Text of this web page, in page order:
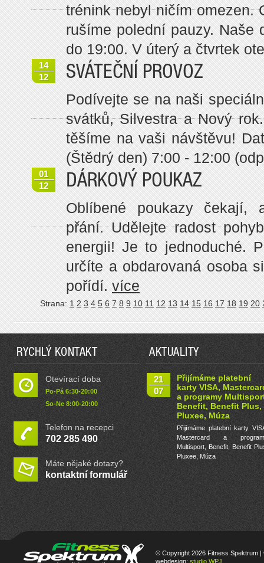
trénink nebyl ničím omezen.
rušíme polední pauzy. Naše
do 19:00. V úterý a čtvrtek
14
12
SVÁTEČNÍ PROVOZ
Podívejte se na naši
svátků, Silvestra a Nový
těšíme na vaši návštěvu!
(Štědrý den) 7:00 - 12:00
01
12
DÁRKOVÝ POUKAZ
Oblíbené poukazy čekají,
přání. Udělejte radost
energii! Je to jednoduché.
určíte a obdarovaná osoba
pořídí. více
Strana: 1 2 3 4 5 6 7 8 9 10 11 12 13 14 15 16 17 18 19 20
RYCHLÝ KONTAKT
Otevírací doba
Po-Pá 6:30-20:00
So-Ne 8:00-20:00
Telefon na recepci
702 285 490
Máte nějaké dotazy?
kontaktní formulář
AKTUALITY
21
07
Přijímáme platební
karty VISA,
a programy
Benefit, Benefit Plus,
Pluxee, Múza
Přijímáme platební karty
Mastercard a
Multisport, Benefit, Benefit
Pluxee, Múza
© Copyright 2026 Fitness Spektrum |
webdesign: studio WPJ